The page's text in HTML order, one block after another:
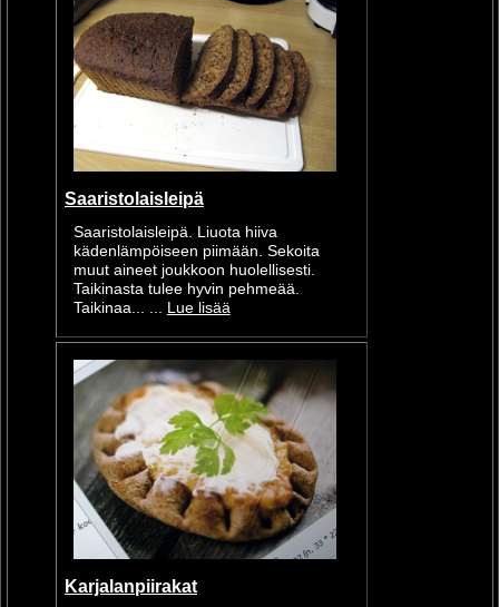
Saaristolaisleipä
Saaristolaisleipä. Liuota hiiva
kädenlämpöiseen piimään. Sekoita
muut aineet joukkoon huolellisesti.
Taikinasta tulee hyvin pehmeää.
Taikinaa... ... Lue lisää
Karjalanpiirakat